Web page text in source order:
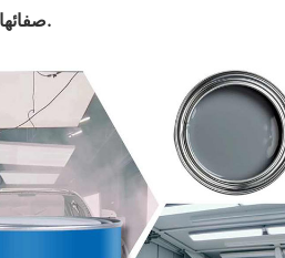
صفائها مع مرور الوقت.